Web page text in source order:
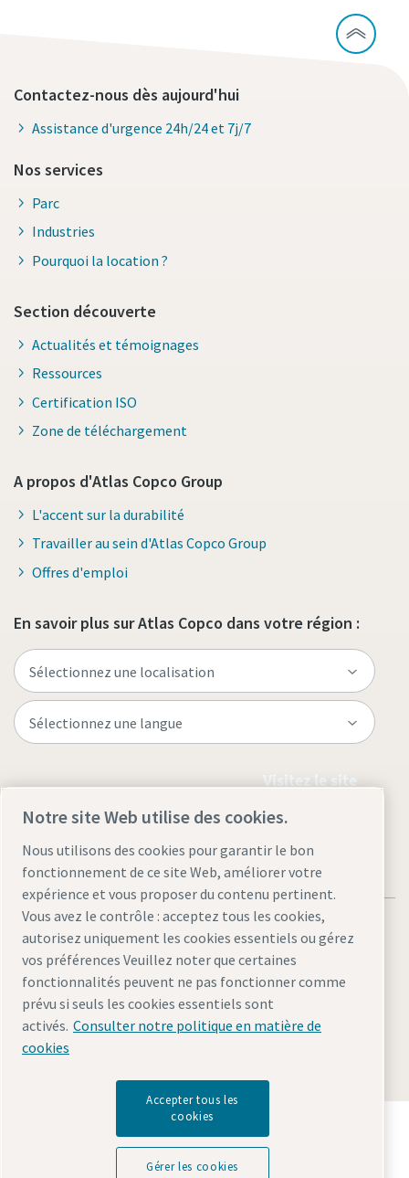
Contactez-nous dès aujourd'hui
Assistance d'urgence 24h/24 et 7j/7
Nos services
Parc
Industries
Pourquoi la location ?
Section découverte
Actualités et témoignages
Ressources
Certification ISO
Zone de téléchargement
A propos d'Atlas Copco Group
L'accent sur la durabilité
Travailler au sein d'Atlas Copco Group
Offres d'emploi
En savoir plus sur Atlas Copco dans votre région :
Visitez le site
Mentions légales et politique de confidentialité
Gérer les cookiesAccessibilitéPlan du site
© 2026 Atlas Copco AB
Découvrez comment le groupe Atlas Copco met en
œuvre une technologie qui transforme l'avenir.
Visitez le site Web Atlas Copco Group
Notre site Web utilise des cookies.
Nous utilisons des cookies pour garantir le bon
fonctionnement de ce site Web, améliorer votre
expérience et vous proposer du contenu pertinent.
Vous avez le contrôle : acceptez tous les cookies,
autorisez uniquement les cookies essentiels ou gérez
vos préférences Veuillez noter que certaines
fonctionnalités peuvent ne pas fonctionner comme
prévu si seuls les cookies essentiels sont
activés. Consulter notre politique en matière de
cookies
Accepter tous les
cookies
Gérer les cookies